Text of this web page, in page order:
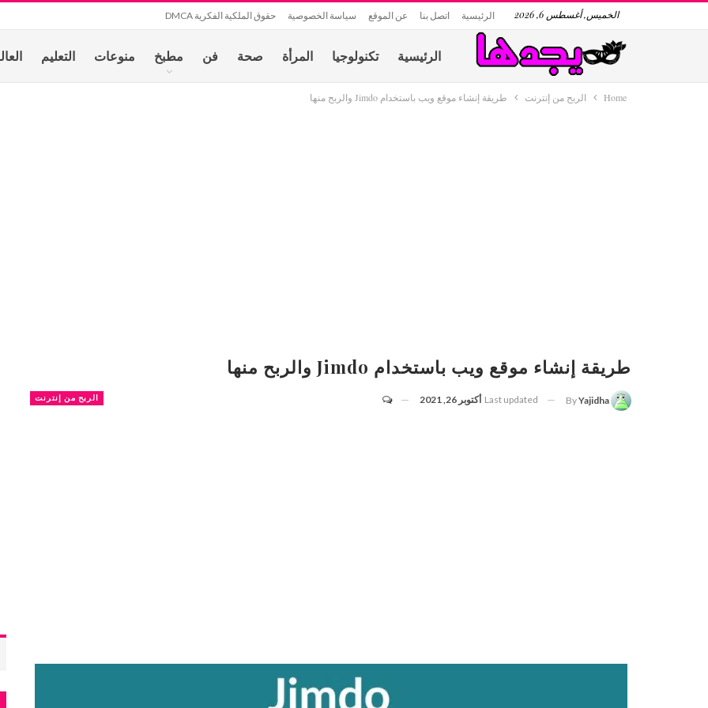
الخميس, أغسطس 6, 2026 الرئيسية اتصل بنا عن الموقع سياسة الخصوصية حقوق الملكية الفكرية DMCA
الرئيسية تكنولوجيا المرأة صحة فن مطبخ منوعات التعليم
Home الربح من إنترنت طريقة إنشاء موقع ويب باستخدام Jimdo والربح منها
طريقة إنشاء موقع ويب باستخدام Jimdo والربح منها
الربح من إنترنت ByYajidha
Last updated أكتوبر 26, 2021